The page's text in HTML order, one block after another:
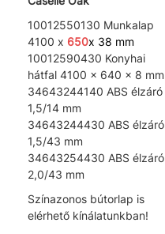
10012550130 Munkalap
4100 x 650x 38 mm
10012590430 Konyhai
hátfal 4100 x 640 x 8 mm
34643244140 ABS élzáró
1,5/14 mm
34643244430 ABS élzáró
1,5/43 mm
34643254430 ABS élzáró
2,0/43 mm
Színazonos bútorlap is
elérhető kínálatunkban!